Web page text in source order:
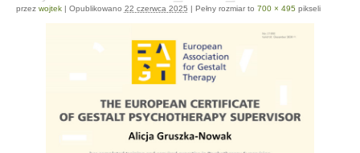
przez wojtek | Opublikowano 22 czerwca 2025 | Pełny rozmiar to 700 × 495 pikseli